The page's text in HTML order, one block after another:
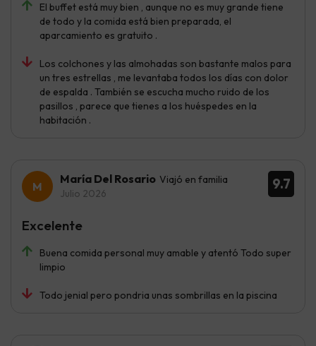
El buffet está muy bien , aunque no es muy grande tiene
de todo y la comida está bien preparada, el
aparcamiento es gratuito .
Los colchones y las almohadas son bastante malos para
un tres estrellas , me levantaba todos los días con dolor
de espalda . También se escucha mucho ruido de los
pasillos , parece que tienes a los huéspedes en la
habitación .
9.7
María Del Rosario Viajó en familia
Julio 2026
Buena comida personal muy amable y atentó Todo super
limpio
Todo jenial pero pondria unas sombrillas en la piscina
Excelente